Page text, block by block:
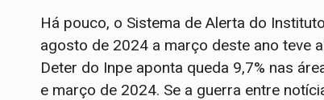
Há pouco, o Sistema de Alerta do
agosto de 2024 a março deste ano teve
Deter do Inpe aponta queda 9,7% nas
e março de 2024. Se a guerra entre